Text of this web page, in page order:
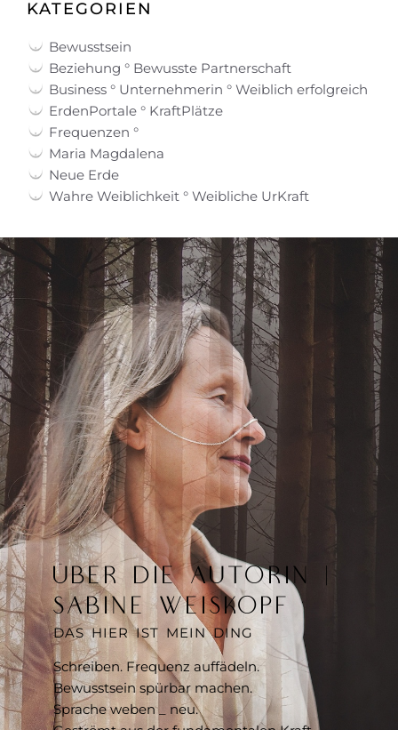
KATEGORIEN
Bewusstsein
Beziehung ° Bewusste Partnerschaft
Business ° Unternehmerin ° Weiblich erfolgreich
ErdenPortale ° KraftPlätze
Frequenzen °
Maria Magdalena
Neue Erde
Wahre Weiblichkeit ° Weibliche UrKraft
ÜBER DIE AUTORIN |
SABINE WEISKOPF
DAS HIER IST MEIN DING
Schreiben. Frequenz auffädeln.
Bewusstsein spürbar machen.
Sprache weben _ neu.